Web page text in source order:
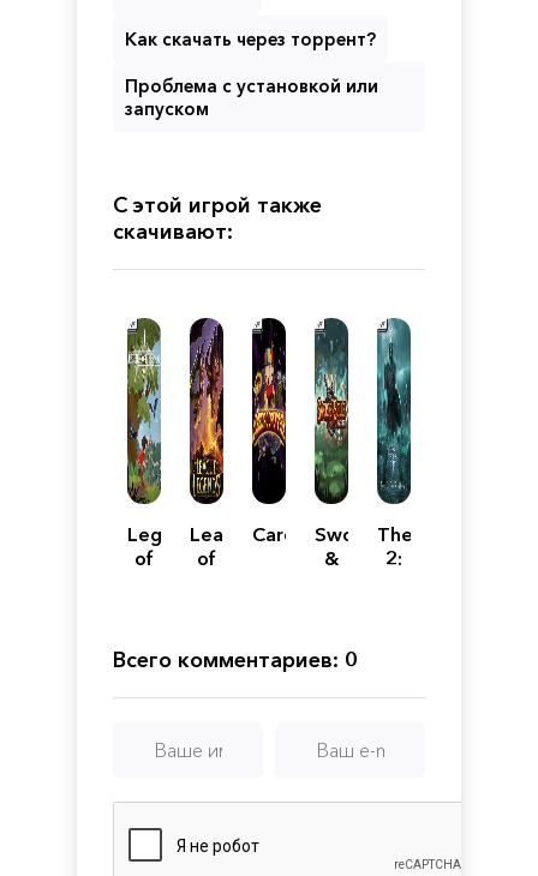
Как скачать через торрент?
Проблема с установкой или
запуском
С этой игрой также
скачивают:
Legends
of
League
of
Cardpocalypse
Swords
&
Thea
2:
Всего комментариев: 0